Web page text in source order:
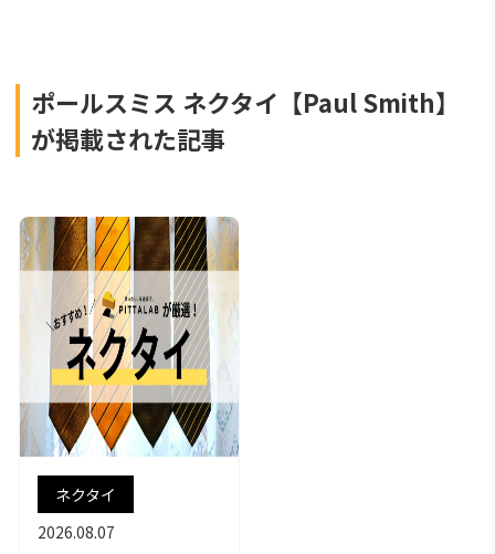
ポールスミス ネクタイ【Paul Smith】
が掲載された記事
ネクタイ
2026.08.07